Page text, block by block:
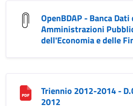
OpenBDAP - Banca
Amministrazioni
dell'Economia e delle
Triennio 2012-2014 -
2012